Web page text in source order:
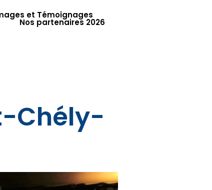
et Témoignages
Nos partenaires 2026
Chély-